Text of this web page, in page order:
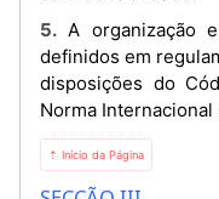
5. A organização e o funcionamento do CDA são
definidos em
disposições do
Norma Internacional
⇡ Início da Página